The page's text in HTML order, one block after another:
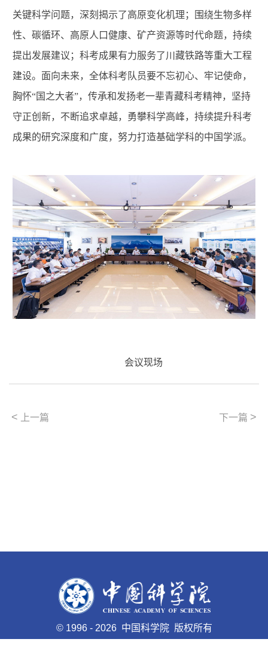
关键科学问题，深刻揭示了高原变化机理；围绕生物多样
性、碳循环、高原人口健康、矿产资源等时代命题，持续
提出发展建议；科考成果有力服务了川藏铁路等重大工程
建设。面向未来，全体科考队员要不忘初心、牢记使命，
胸怀“国之大者”，传承和发扬老一辈青藏科考精神，坚持
守正创新，不断追求卓越，勇攀科学高峰，持续提升科考
成果的研究深度和广度，努力打造基础学科的中国学派。
会议现场
< 上一篇 下一篇 >
© 1996 - 2026 中国科学院 版权所有